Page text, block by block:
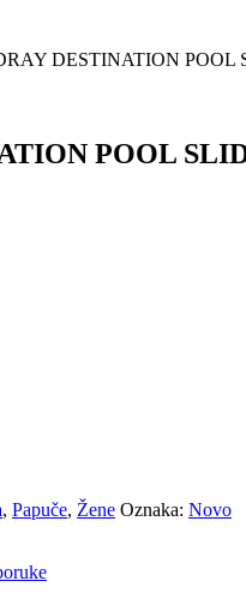
DESTINATION POOL
POOL
, Papuče, Žene Oznaka: Novo